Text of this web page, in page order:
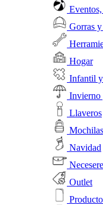
Gorras
Hogar
Infantil y
Invierno
Llaveros
Navidad
Outlet